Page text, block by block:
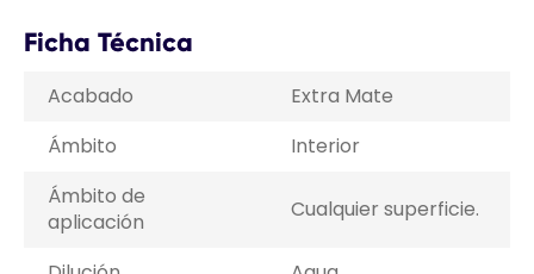
Ficha Técnica
Acabado
Extra Mate
Ámbito
Interior
Ámbito de
aplicación
Cualquier superficie.